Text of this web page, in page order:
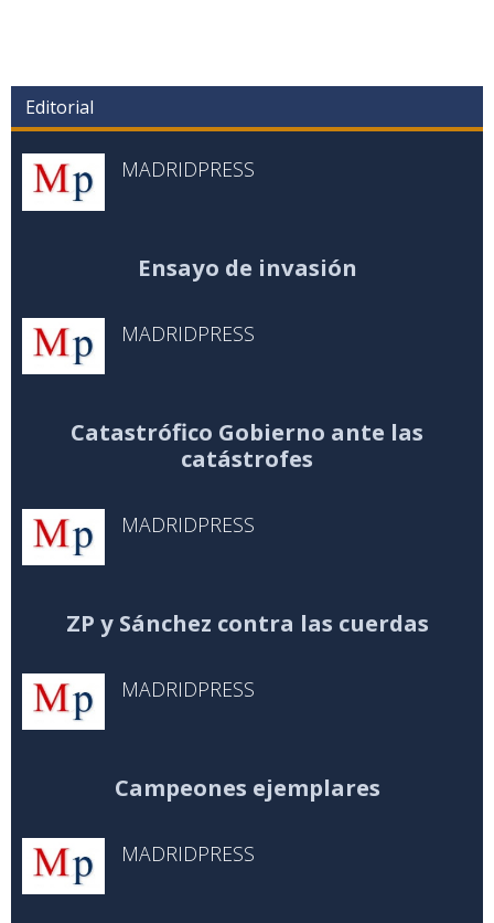
Editorial
MADRIDPRESS
Ensayo de invasión
MADRIDPRESS
Catastrófico Gobierno ante las
catástrofes
MADRIDPRESS
ZP y Sánchez contra las cuerdas
MADRIDPRESS
Campeones ejemplares
MADRIDPRESS